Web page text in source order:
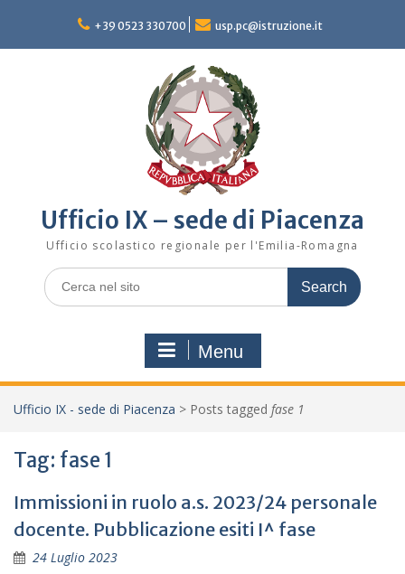
content
+39 0523 330700 usp.pc@istruzione.it
Ufficio IX – sede di Piacenza
Ufficio scolastico regionale per l'Emilia-Romagna
Search
for:
Menu
Ufficio IX - sede di Piacenza > Posts tagged fase 1
Tag: fase 1
Immissioni in ruolo a.s. 2023/24 personale
docente. Pubblicazione esiti I^ fase
24 Luglio 2023